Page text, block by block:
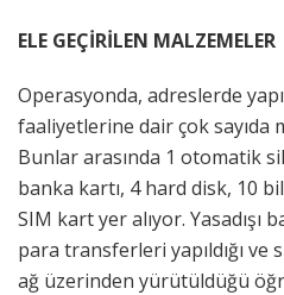
ELE GEÇİRİLEN MALZEMELER
Operasyonda, adreslerde
faaliyetlerine dair çok sayıda
Bunlar arasında 1 otomatik
banka kartı, 4 hard disk, 10
SIM kart yer alıyor. Yasadışı
para transferleri yapıldığı
ağ üzerinden yürütüldüğü